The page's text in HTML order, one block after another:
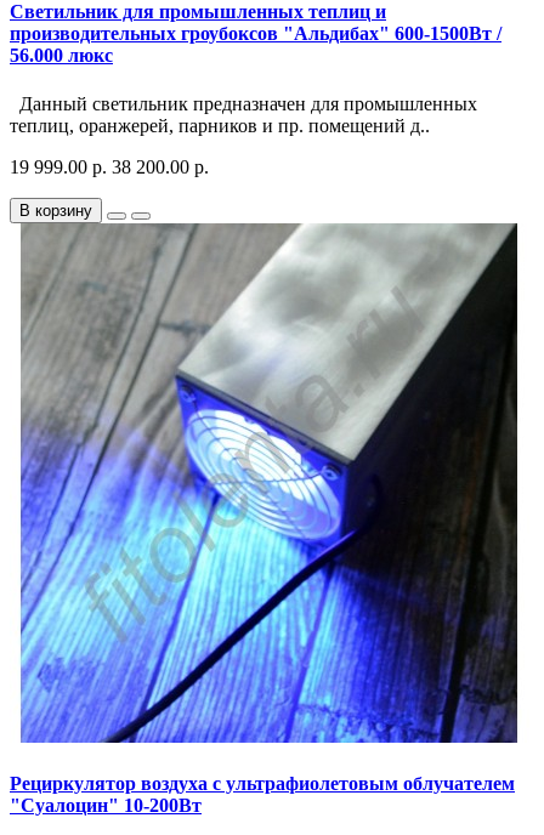
Светильник для промышленных теплиц и
производительных гроубоксов "Альдибах" 600-1500Вт /
56.000 люкс
Данный светильник предназначен для промышленных
теплиц, оранжерей, парников и пр. помещений д..
19 999.00 р. 38 200.00 р.
В корзину
Рециркулятор воздуха с ультрафиолетовым облучателем
"Суалоцин" 10-200Вт